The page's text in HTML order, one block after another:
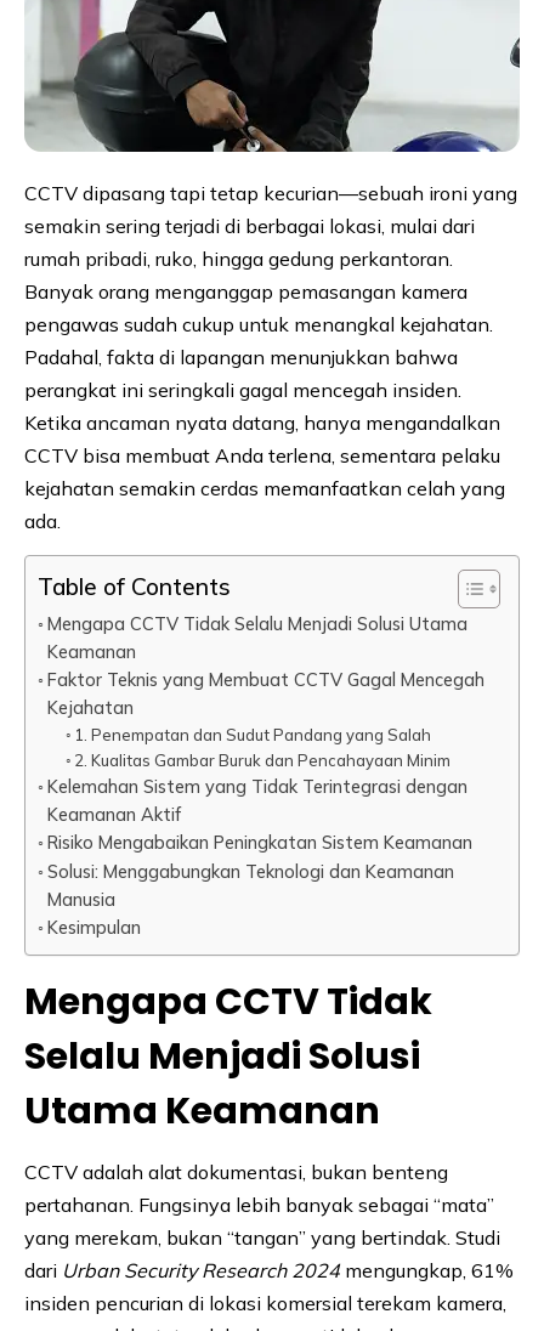
CCTV dipasang tapi tetap kecurian—sebuah ironi yang
semakin sering terjadi di berbagai lokasi, mulai dari
rumah pribadi, ruko, hingga gedung perkantoran.
Banyak orang menganggap pemasangan kamera
pengawas sudah cukup untuk menangkal kejahatan.
Padahal, fakta di lapangan menunjukkan bahwa
perangkat ini seringkali gagal mencegah insiden.
Ketika ancaman nyata datang, hanya mengandalkan
CCTV bisa membuat Anda terlena, sementara pelaku
kejahatan semakin cerdas memanfaatkan celah yang
ada.
Table of Contents
Mengapa CCTV Tidak Selalu Menjadi Solusi Utama
Keamanan
Faktor Teknis yang Membuat CCTV Gagal Mencegah
Kejahatan
1. Penempatan dan Sudut Pandang yang Salah
2. Kualitas Gambar Buruk dan Pencahayaan Minim
Kelemahan Sistem yang Tidak Terintegrasi dengan
Keamanan Aktif
Risiko Mengabaikan Peningkatan Sistem Keamanan
Solusi: Menggabungkan Teknologi dan Keamanan
Manusia
Kesimpulan
Mengapa CCTV Tidak
Selalu Menjadi Solusi
Utama Keamanan
CCTV adalah alat dokumentasi, bukan benteng
pertahanan. Fungsinya lebih banyak sebagai “mata”
yang merekam, bukan “tangan” yang bertindak. Studi
dari Urban Security Research 2024mengungkap, 61%
insiden pencurian di lokasi komersial terekam kamera,